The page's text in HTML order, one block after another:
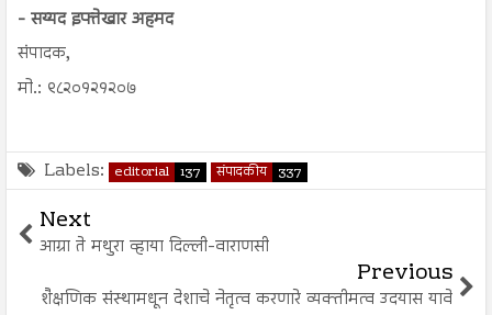
- सय्यद इफ्तेखार अहमद
संपादक,
मो.: ९८२०१२१२०७
Labels: editorial 137 संपादकीय 337
Next
आग्रा ते मथुरा व्हाया दिल्ली-वाराणसी
Previous
शैक्षणिक संस्थामधून देशाचे नेतृत्व करणारे व्यक्तीमत्व उदयास यावे